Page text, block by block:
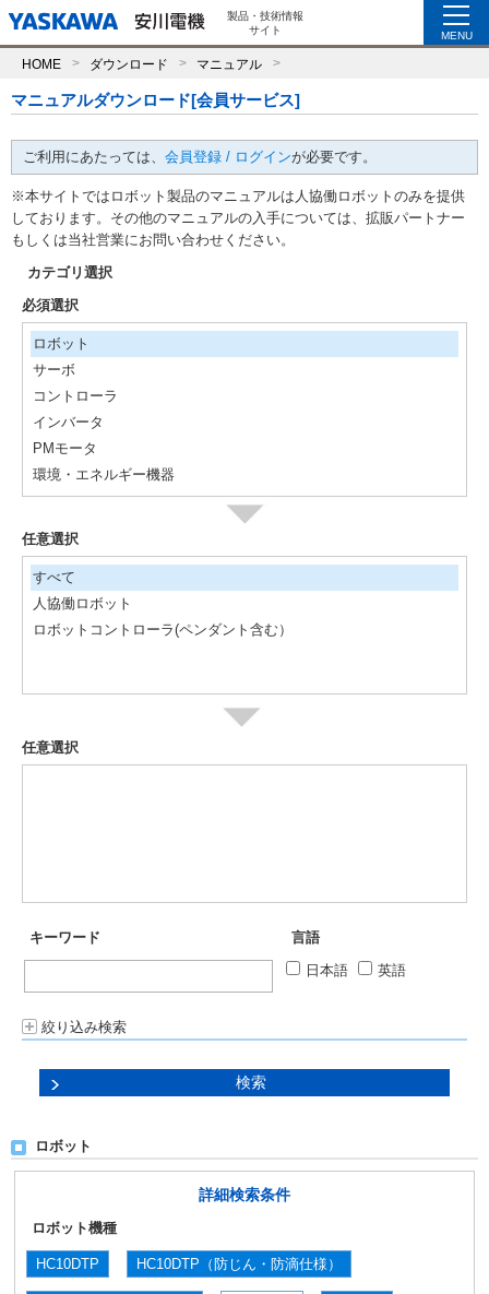
製品・技術情報
サイト
MENU
HOME ダウンロード マニュアル
マニュアルダウンロード[会員サービス]
ご利用にあたっては、 会員登録 / ログインが必要です。
※本サイトではロボット製品のマニュアルは人協働ロボットのみを提供
しております。その他のマニュアルの入手については、拡販パートナー
もしくは当社営業にお問い合わせください。
カテゴリ選択
必須選択
ロボット
サーボ
コントローラ
インバータ
PMモータ
環境・エネルギー機器
任意選択
すべて
人協働ロボット
ロボットコントローラ(ペンダント含む）
任意選択
キーワード
言語
日本語
英語
絞り込み検索
ロボット
詳細検索条件
ロボット機種
HC10DTP HC10DTP（防じん・防滴仕様）